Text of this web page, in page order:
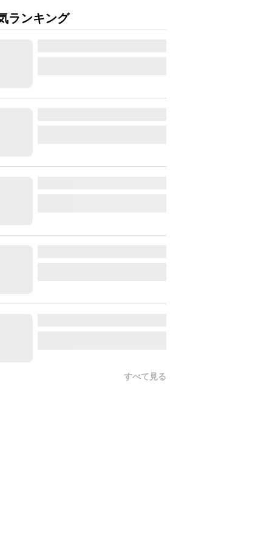
ランキング
すべて見る